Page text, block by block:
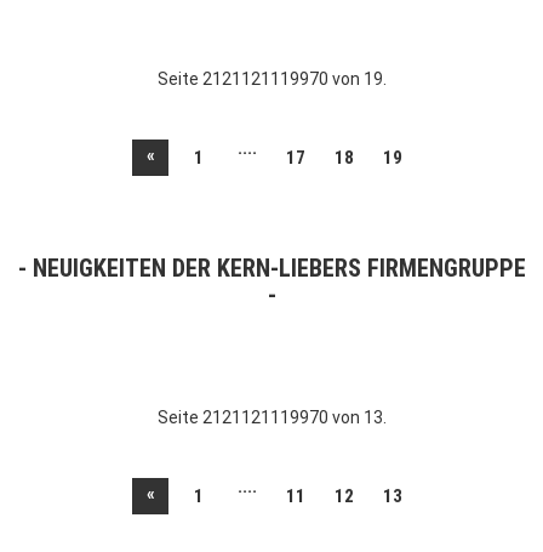
Seite 2121121119970 von 19.
« 1 .... 17 18 19
NEUIGKEITEN DER KERN-LIEBERS FIRMENGRUPPE
Seite 2121121119970 von 13.
« 1 .... 11 12 13